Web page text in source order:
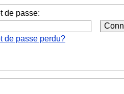
de passe:
de passe perdu?